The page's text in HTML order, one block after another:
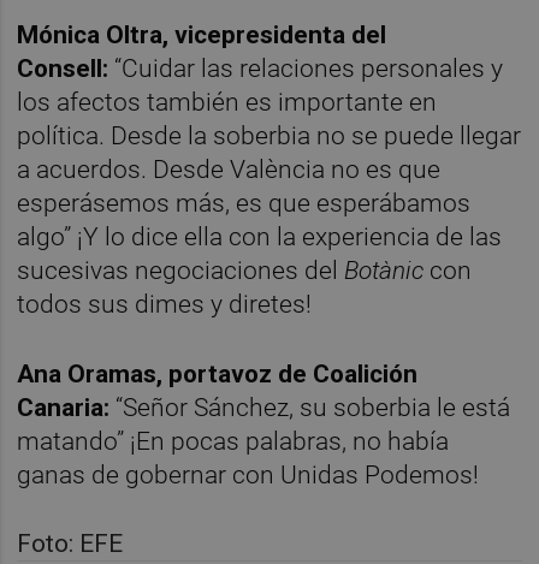
Mónica Oltra, vicepresidenta del
Consell: “Cuidar las relaciones personales y
los afectos también es importante en
política. Desde la soberbia no se puede llegar
a acuerdos. Desde València no es que
esperásemos más, es que esperábamos
algo” ¡Y lo dice ella con la experiencia de las
sucesivas negociaciones del Botànic con
todos sus dimes y diretes!
Ana Oramas, portavoz de Coalición
Canaria: “Señor Sánchez, su soberbia le está
matando” ¡En pocas palabras, no había
ganas de gobernar con Unidas Podemos!
Foto: EFE